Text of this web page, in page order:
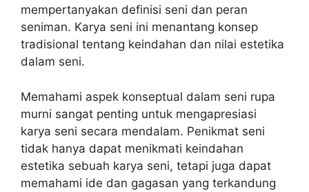
mempertanyakan definisi seni dan peran
seniman. Karya seni ini menantang konsep
tradisional tentang keindahan dan nilai estetika
dalam seni.
Memahami aspek konseptual dalam seni rupa
murni sangat penting untuk mengapresiasi
karya seni secara mendalam. Penikmat seni
tidak hanya dapat menikmati keindahan
estetika sebuah karya seni, tetapi juga dapat
memahami ide dan gagasan yang terkandung